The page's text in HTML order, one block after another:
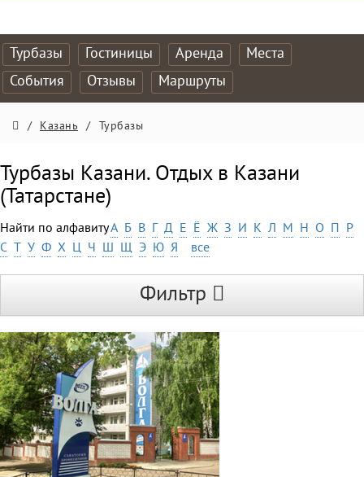
Турбазы Гостиницы Аренда
Места
События
Отзывы Маршруты
/ Казань / Турбазы
Турбазы Казани. Отдых в Казани
(Татарстане)
Найти по алфавитуА Б В Г Д Е Ё Ж З И К Л М Н О П Р
С Т У Ф Х Ц Ч Ш Щ Э Ю Я все
Фильтр